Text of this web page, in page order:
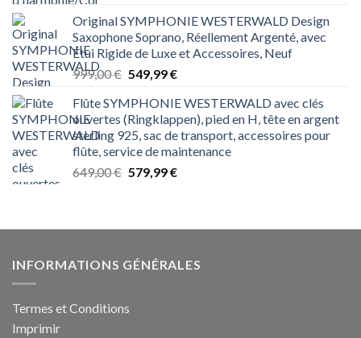
initial
était :
2 599,00 €.
actuel
est :
1 699,99 €.
Original SYMPHONIE WESTERWALD Design
Saxophone Soprano, Réellement Argenté, avec
Étui Rigide de Luxe et Accessoires, Neuf
999,00€ Le
initial
était :
999,00 €.
549,99€Le
actuel
est :
549,99 €.
Flûte SYMPHONIE WESTERWALD avec clés
ouvertes (Ringklappen), pied en H, tête en argent
sterling 925, sac de transport, accessoires pour
flûte, service de maintenance
649,00€ Le
579,99€Le
INFORMATIONS GÉNÉRALES
Termes et Conditions
Imprimir